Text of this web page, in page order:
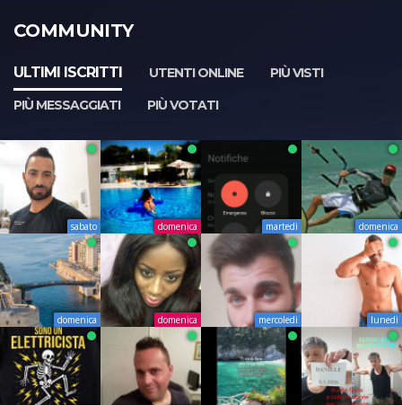
COMMUNITY
ULTIMI ISCRITTI UTENTI ONLINE
PIÙ VISTI
PIÙ MESSAGGIATI
PIÙ VOTATI
sabato domenica martedì domenica
domenica domenica mercoledì lunedì